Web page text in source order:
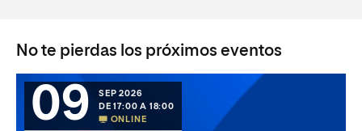
No te pierdas los próximos eventos
09
SEP 2026
DE 17:00 A 18:00
ONLINE